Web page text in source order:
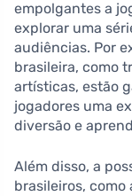
empolgantes a
explorar uma
audiências. Por
brasileira, como
artísticas, estão
jogadores uma
diversão e
Além disso, a
brasileiros, como